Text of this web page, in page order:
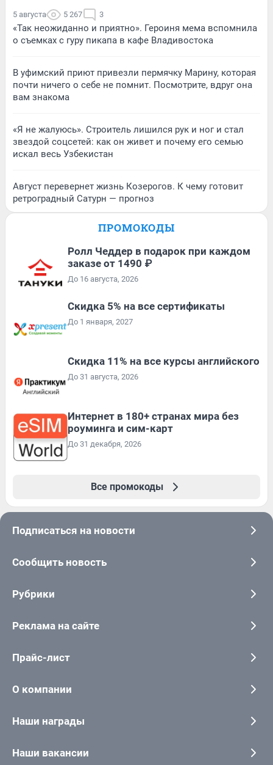
5 августа 5 267 3
«Так неожиданно и приятно». Героиня мема вспомнила
о съемках с гуру пикапа в кафе Владивостока
В уфимский приют привезли пермячку Марину, которая
почти ничего о себе не помнит. Посмотрите, вдруг она
вам знакома
«Я не жалуюсь». Строитель лишился рук и ног и стал
звездой соцсетей: как он живет и почему его семью
искал весь Узбекистан
Август перевернет жизнь Козерогов. К чему готовит
ретроградный Сатурн — прогноз
ПРОМОКОДЫ
Ролл Чеддер в подарок при каждом
заказе от 1490 ₽
До 16 августа, 2026
Скидка 5% на все сертификаты
До 1 января, 2027
Скидка 11% на все курсы английского
До 31 августа, 2026
Интернет в 180+ странах мира без
роуминга и сим-карт
До 31 декабря, 2026
Все промокоды
Подписаться на новости
Сообщить новость
Рубрики
Реклама на сайте
Прайс-лист
О компании
Наши награды
Наши вакансии